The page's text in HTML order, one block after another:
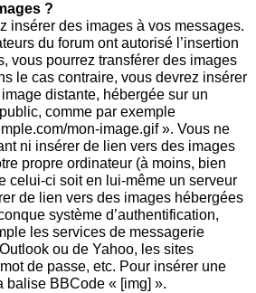
?
insérer des images à vos messages.
du forum ont autorisé l’insertion
vous pourrez transférer des images
le cas contraire, vous devrez insérer
distante, hébergée sur un
comme par exemple
mon-image.gif ». Vous ne
ni insérer de lien vers des images
propre ordinateur (à moins, bien
celui-ci soit en lui-même un serveur
de lien vers des images hébergées
système d’authentification,
les services de messagerie
ou de Yahoo, les sites
de passe, etc. Pour insérer une
balise BBCode « [img] ».